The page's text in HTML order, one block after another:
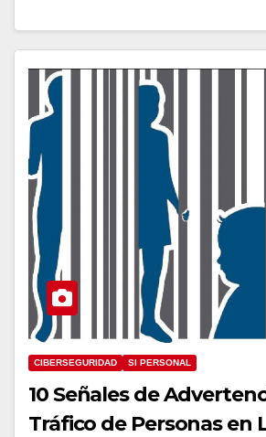
CIBERSEGURIDAD SI PERSONAL
10 Señales de
Tráfico de Personas en